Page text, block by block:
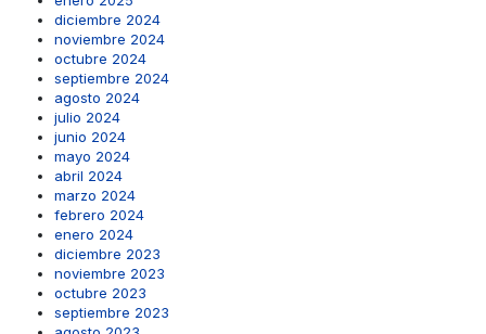
diciembre 2024
noviembre 2024
octubre 2024
septiembre 2024
agosto 2024
julio 2024
junio 2024
mayo 2024
abril 2024
marzo 2024
febrero 2024
enero 2024
diciembre 2023
noviembre 2023
octubre 2023
septiembre 2023